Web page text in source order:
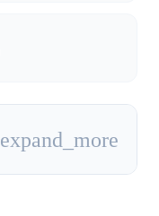
expand_more